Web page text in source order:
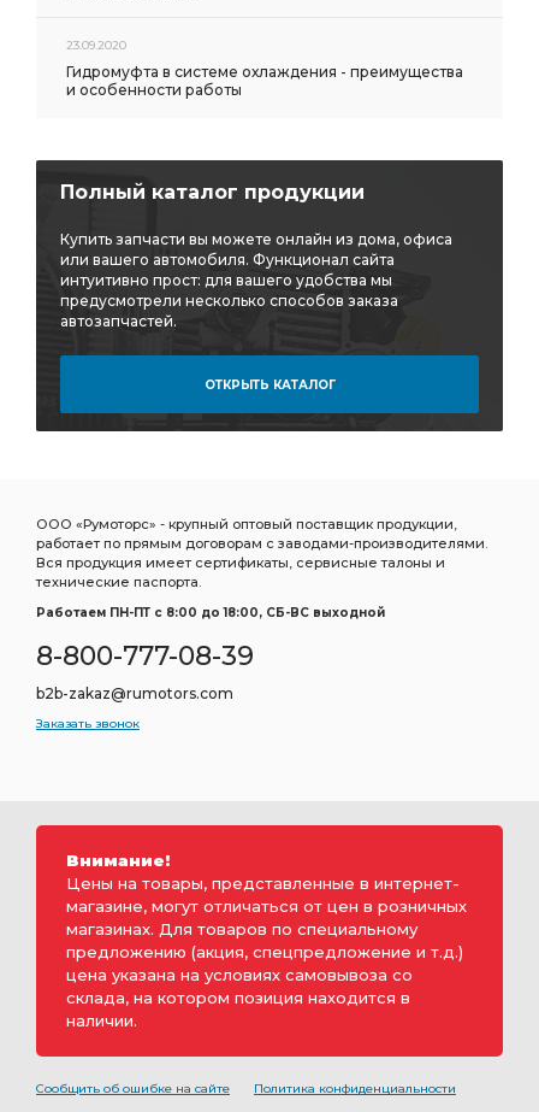
23.09.2020
Гидромуфта в системе охлаждения - преимущества
и особенности работы
Полный каталог продукции
Купить запчасти вы можете онлайн из дома, офиса
или вашего автомобиля. Функционал сайта
интуитивно прост: для вашего удобства мы
предусмотрели несколько способов заказа
автозапчастей.
ОТКРЫТЬ КАТАЛОГ
ООО «Румоторс» - крупный оптовый поставщик продукции,
работает по прямым договорам с заводами-производителями.
Вся продукция имеет сертификаты, сервисные талоны и
технические паспорта.
Работаем ПН-ПТ c 8:00 до 18:00, СБ-ВС выходной
8-800-777-08-39
b2b-zakaz@rumotors.com
Заказать звонок
Внимание!
Цены на товары, представленные в интернет-
магазине, могут отличаться от цен в розничных
магазинах. Для товаров по специальному
предложению (акция, спецпредложение и т.д.)
цена указана на условиях самовывоза со
склада, на котором позиция находится в
наличии.
Сообщить об ошибке на сайте
Политика конфиденциальности